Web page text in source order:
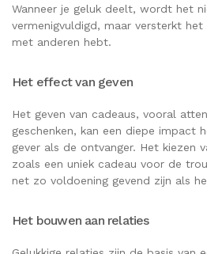
Wanneer je geluk deelt, wordt het
vermenigvuldigd, maar versterkt
met anderen hebt.
Het effect van geven
Het geven van cadeaus, vooral
geschenken, kan een diepe impact
gever als de ontvanger. Het kiezen
zoals een uniek cadeau voor de
net zo voldoening gevend zijn als
Het bouwen aan relaties